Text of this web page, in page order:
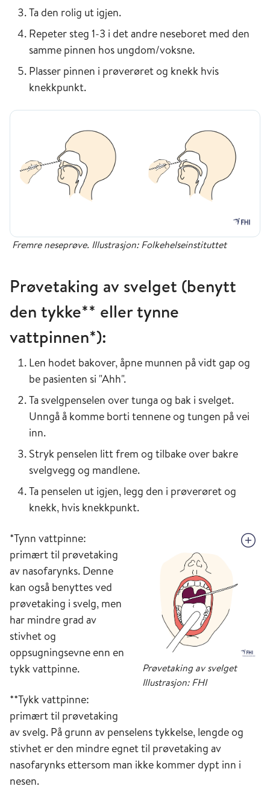
Ta den rolig ut igjen.
Repeter steg 1-3 i det andre neseboret med den
samme pinnen hos ungdom/voksne.
Plasser pinnen i prøverøret og knekk hvis
knekkpunkt.
Fremre neseprøve. Illustrasjon: Folkehelseinstituttet
Prøvetaking av svelget (benytt
den tykke** eller tynne
vattpinnen*):
Len hodet bakover, åpne munnen på vidt gap og
be pasienten si "Ahh".
Ta svelgpenselen over tunga og bak i svelget.
Unngå å komme borti tennene og tungen på vei
inn.
Stryk penselen litt frem og tilbake over bakre
svelgvegg og mandlene.
Ta penselen ut igjen, legg den i prøverøret og
knekk, hvis knekkpunkt.
Prøvetaking av svelget
Illustrasjon: FHI
*Tynn vattpinne:
primært til prøvetaking
av nasofarynks. Denne
kan også benyttes ved
prøvetaking i svelg, men
har mindre grad av
stivhet og
oppsugningsevne enn en
tykk vattpinne.
**Tykk vattpinne:
primært til prøvetaking
av svelg. På grunn av penselens tykkelse, lengde og
stivhet er den mindre egnet til prøvetaking av
nasofarynks ettersom man ikke kommer dypt inn i
nesen.